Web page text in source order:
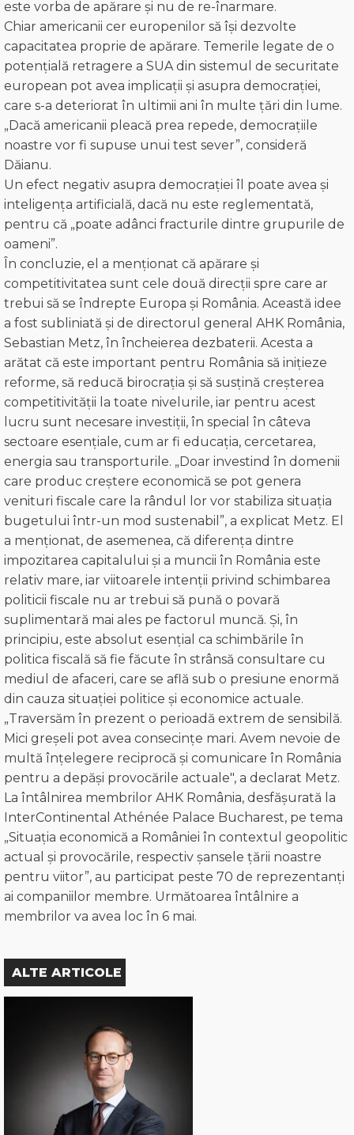
este vorba de apărare și nu de re-înarmare.
Chiar americanii cer europenilor să își dezvolte
capacitatea proprie de apărare. Temerile legate de o
potențială retragere a SUA din sistemul de securitate
european pot avea implicații și asupra democrației,
care s-a deteriorat în ultimii ani în multe țări din lume.
„Dacă americanii pleacă prea repede, democrațiile
noastre vor fi supuse unui test sever”, consideră
Dăianu.
Un efect negativ asupra democrației îl poate avea și
inteligența artificială, dacă nu este reglementată,
pentru că „poate adânci fracturile dintre grupurile de
oameni”.
În concluzie, el a menționat că apărare și
competitivitatea sunt cele două direcții spre care ar
trebui să se îndrepte Europa și România. Această idee
a fost subliniată și de directorul general AHK România,
Sebastian Metz, în încheierea dezbaterii. Acesta a
arătat că este important pentru România să inițieze
reforme, să reducă birocrația și să susțină creșterea
competitivității la toate nivelurile, iar pentru acest
lucru sunt necesare investiții, în special în câteva
sectoare esențiale, cum ar fi educația, cercetarea,
energia sau transporturile. „Doar investind în domenii
care produc creștere economică se pot genera
venituri fiscale care la rândul lor vor stabiliza situația
bugetului într-un mod sustenabil”, a explicat Metz. El
a menționat, de asemenea, că diferența dintre
impozitarea capitalului și a muncii în România este
relativ mare, iar viitoarele intenții privind schimbarea
politicii fiscale nu ar trebui să pună o povară
suplimentară mai ales pe factorul muncă. Și, în
principiu, este absolut esențial ca schimbările în
politica fiscală să fie făcute în strânsă consultare cu
mediul de afaceri, care se află sub o presiune enormă
din cauza situației politice și economice actuale.
„Traversăm în prezent o perioadă extrem de sensibilă.
Mici greșeli pot avea consecințe mari. Avem nevoie de
multă înțelegere reciprocă și comunicare în România
pentru a depăși provocările actuale", a declarat Metz.
La întâlnirea membrilor AHK România, desfășurată la
InterContinental Athénée Palace Bucharest, pe tema
„Situația economică a României în contextul geopolitic
actual și provocările, respectiv șansele țării noastre
pentru viitor”, au participat peste 70 de reprezentanți
ai companiilor membre. Următoarea întâlnire a
membrilor va avea loc în 6 mai.
ALTE ARTICOLE